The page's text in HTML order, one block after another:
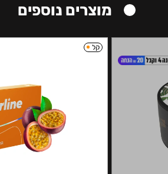
מוצרים נוספים
קל